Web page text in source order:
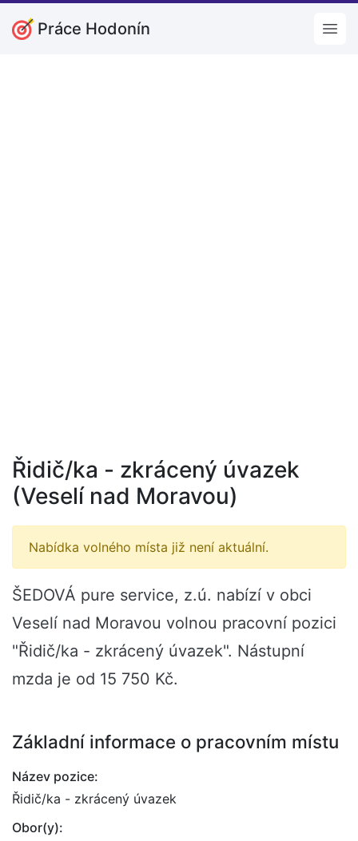
Práce Hodonín
Řidič/ka - zkrácený úvazek
(Veselí nad Moravou)
Nabídka volného místa již není aktuální.
ŠEDOVÁ pure service, z.ú. nabízí v obci
Veselí nad Moravou volnou pracovní pozici
"Řidič/ka - zkrácený úvazek". Nástupní
mzda je od 15 750 Kč.
Základní informace o pracovním místu
Název pozice:
Řidič/ka - zkrácený úvazek
Obor(y):